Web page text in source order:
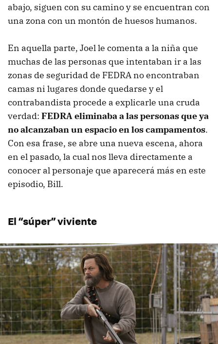
abajo, siguen con su camino y se encuentran con
una zona con un montón de huesos humanos.
En aquella parte, Joel le comenta a la niña que
muchas de las personas que intentaban ir a las
zonas de seguridad de FEDRA no encontraban
camas ni lugares donde quedarse y el
contrabandista procede a explicarle una cruda
verdad: FEDRA eliminaba a las personas que ya
no alcanzaban un espacio en los campamentos.
Con esa frase, se abre una nueva escena, ahora
en el pasado, la cual nos lleva directamente a
conocer al personaje que aparecerá más en este
episodio, Bill.
El “súper” viviente